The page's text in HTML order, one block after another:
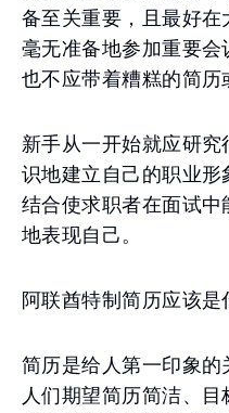
备至关重要，且最好
毫无准备地参加重要
也不应带着糟糕的简历
新手从一开始就应研
识地建立自己的职业
结合使求职者在面试中
地表现自己。
阿联酋特制简历应该是
简历是给人第一印象的
人们期望简历简洁、